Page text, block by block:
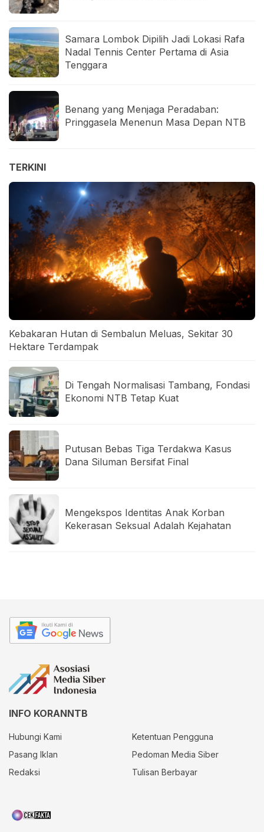
Samara Lombok Dipilih Jadi Lokasi Rafa
Nadal Tennis Center Pertama di Asia
Tenggara
Benang yang Menjaga Peradaban:
Pringgasela Menenun Masa Depan NTB
TERKINI
Kebakaran Hutan di Sembalun Meluas, Sekitar 30
Hektare Terdampak
Di Tengah Normalisasi Tambang, Fondasi
Ekonomi NTB Tetap Kuat
Putusan Bebas Tiga Terdakwa Kasus
Dana Siluman Bersifat Final
Mengekspos Identitas Anak Korban
Kekerasan Seksual Adalah Kejahatan
INFO KORANNTB
Hubungi Kami
Ketentuan Pengguna
Pasang Iklan
Pedoman Media Siber
Redaksi
Tulisan Berbayar